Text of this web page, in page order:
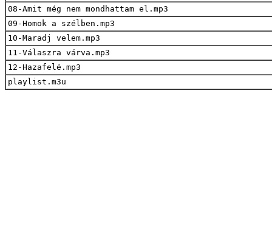
08-Amit még nem mondhattam el.mp3
09-Homok a szélben.mp3
10-Maradj velem.mp3
11-Válaszra várva.mp3
12-Hazafelé.mp3
playlist.m3u